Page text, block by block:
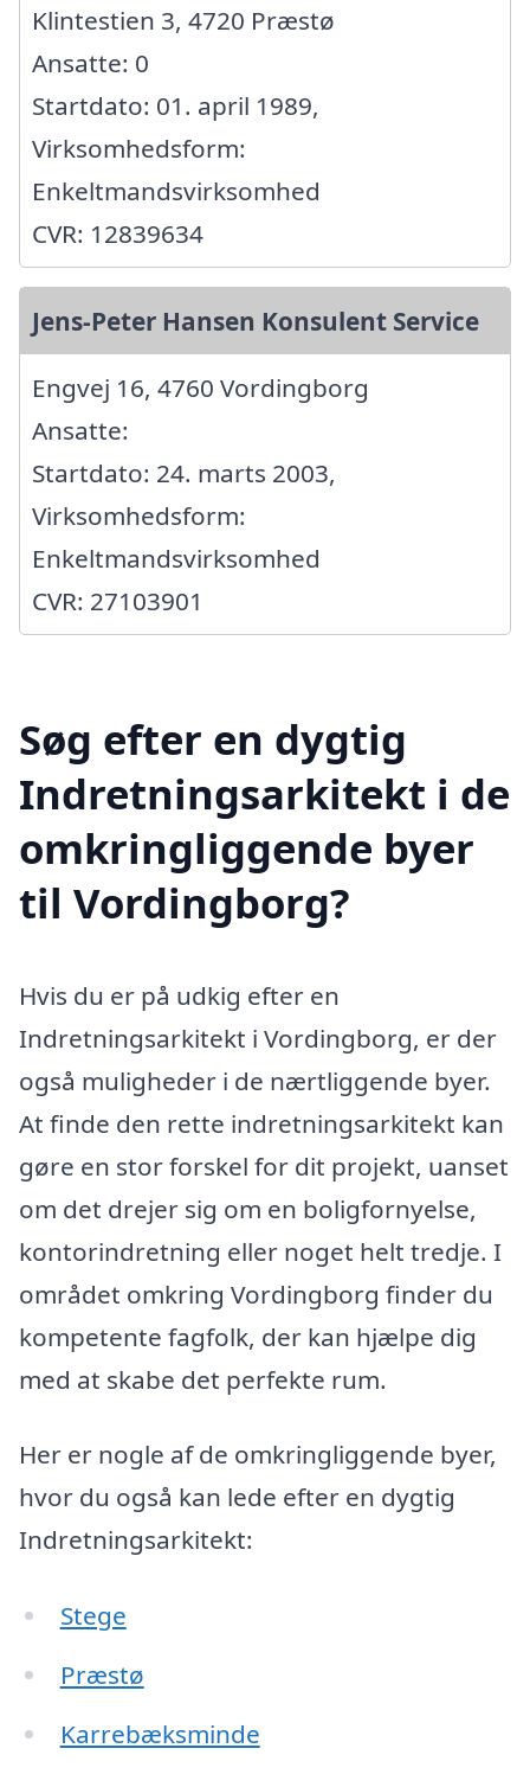
Klintestien 3, 4720 Præstø
Ansatte: 0
Startdato: 01. april 1989,
Virksomhedsform:
Enkeltmandsvirksomhed
CVR: 12839634
Jens-Peter Hansen Konsulent Service
Engvej 16, 4760 Vordingborg
Ansatte:
Startdato: 24. marts 2003,
Virksomhedsform:
Enkeltmandsvirksomhed
CVR: 27103901
Søg efter en dygtig
Indretningsarkitekt i de
omkringliggende byer
til Vordingborg?
Hvis du er på udkig efter en
Indretningsarkitekt i Vordingborg, er der
også muligheder i de nærtliggende byer.
At finde den rette indretningsarkitekt kan
gøre en stor forskel for dit projekt, uanset
om det drejer sig om en boligfornyelse,
kontorindretning eller noget helt tredje. I
området omkring Vordingborg finder du
kompetente fagfolk, der kan hjælpe dig
med at skabe det perfekte rum.
Her er nogle af de omkringliggende byer,
hvor du også kan lede efter en dygtig
Indretningsarkitekt:
Stege
Præstø
Karrebæksminde